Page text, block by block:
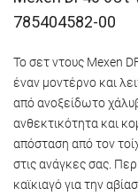
785404582-00
Το σετ ντους Mexen
έναν μοντέρνο και
από ανοξείδωτο
ανθεκτικότητα και
απόσταση από τον
στις ανάγκες σας.
καϊκιαγό για την